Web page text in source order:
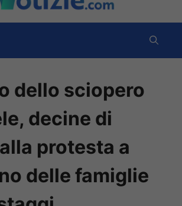
dello sciopero
decine di
protesta a
delle famiglie